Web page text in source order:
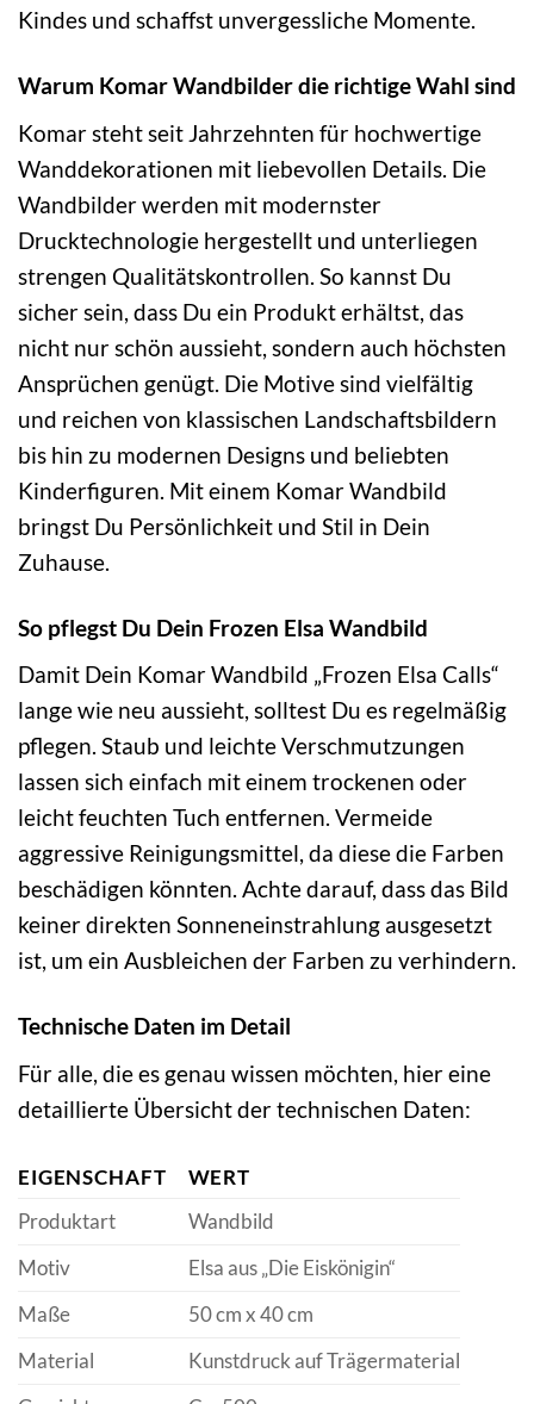
Kindes und schaffst unvergessliche Momente.
Warum Komar Wandbilder die richtige Wahl sind
Komar steht seit Jahrzehnten für hochwertige
Wanddekorationen mit liebevollen Details. Die
Wandbilder werden mit modernster
Drucktechnologie hergestellt und unterliegen
strengen Qualitätskontrollen. So kannst Du
sicher sein, dass Du ein Produkt erhältst, das
nicht nur schön aussieht, sondern auch höchsten
Ansprüchen genügt. Die Motive sind vielfältig
und reichen von klassischen Landschaftsbildern
bis hin zu modernen Designs und beliebten
Kinderfiguren. Mit einem Komar Wandbild
bringst Du Persönlichkeit und Stil in Dein
Zuhause.
So pflegst Du Dein Frozen Elsa Wandbild
Damit Dein Komar Wandbild „Frozen Elsa Calls“
lange wie neu aussieht, solltest Du es regelmäßig
pflegen. Staub und leichte Verschmutzungen
lassen sich einfach mit einem trockenen oder
leicht feuchten Tuch entfernen. Vermeide
aggressive Reinigungsmittel, da diese die Farben
beschädigen könnten. Achte darauf, dass das Bild
keiner direkten Sonneneinstrahlung ausgesetzt
ist, um ein Ausbleichen der Farben zu verhindern.
Technische Daten im Detail
Für alle, die es genau wissen möchten, hier eine
detaillierte Übersicht der technischen Daten:
EIGENSCHAFT
WERT
Produktart
Wandbild
Motiv
Elsa aus „Die Eiskönigin“
Maße
50 cm x 40 cm
Material
Kunstdruck auf Trägermaterial